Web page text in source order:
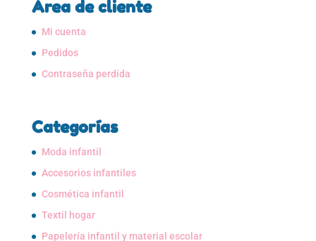
Área de cliente
Mi cuenta
Pedidos
Contraseña perdida
Categorías
Moda infantil
Accesorios infantiles
Cosmética infantil
Textil hogar
Papelería infantil y material escolar